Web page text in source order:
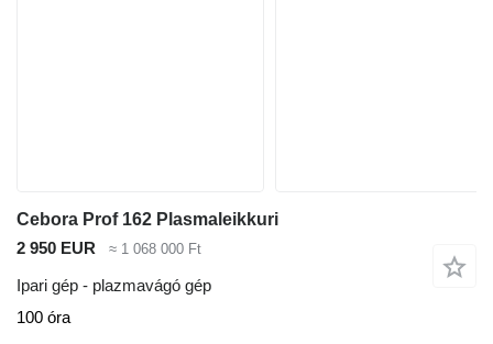
Cebora Prof 162 Plasmaleikkuri
2 950 EUR
≈ 1 068 000 Ft
Ipari gép - plazmavágó gép
100 óra